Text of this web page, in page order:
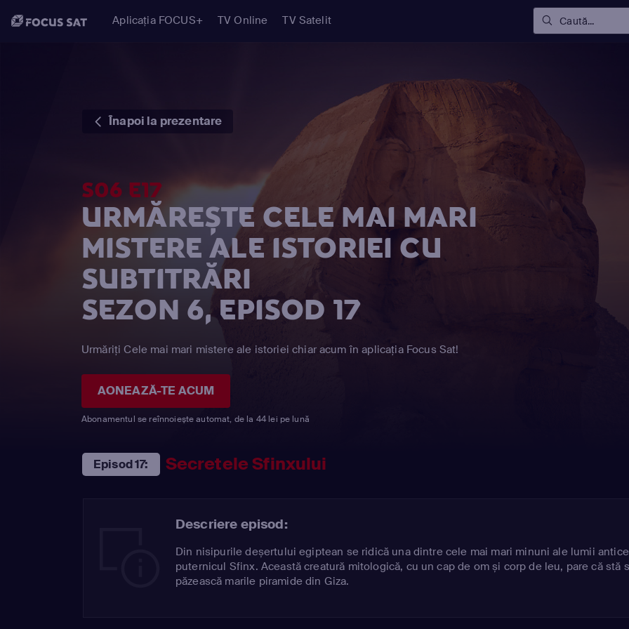
Aplicația FOCUS+ TV Online TV Satelit Caută...
Înapoi la prezentare
S06 E17
URMĂREȘTE CELE MAI MARI
MISTERE ALE ISTORIEI CU
SUBTITRĂRI
SEZON 6, EPISOD 17
Urmăriți Cele mai mari mistere ale istoriei chiar acum în aplicația Focus Sat!
AONEAZĂ-TE ACUM
Abonamentul se reînnoiește automat, de la 44 lei pe lună
Episod 17: Secretele Sfinxului
Descriere episod:
Din nisipurile deșertului egiptean se ridică una dintre cele mai mari minuni ale lumii
puternicul Sfinx. Această creatură mitologică, cu un cap de om și corp de leu, pare că stă
păzească marile piramide din Giza.